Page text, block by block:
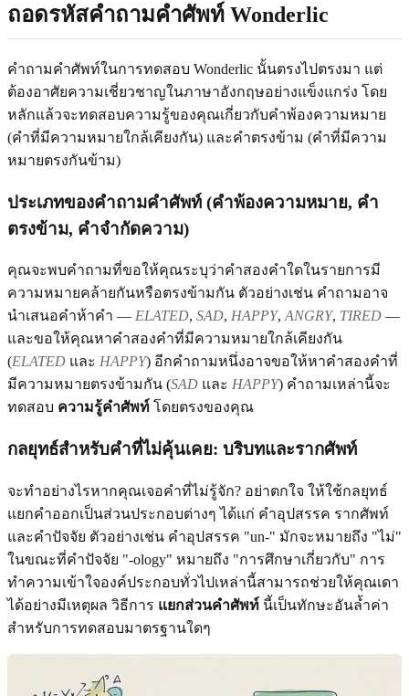
ถอดรหัสคำถามคำศัพท์ Wonderlic
คำถามคำศัพท์ในการทดสอบ Wonderlic นั้นตรงไปตรงมา แต่
ต้องอาศัยความเชี่ยวชาญในภาษาอังกฤษอย่างแข็งแกร่ง โดย
หลักแล้วจะทดสอบความรู้ของคุณเกี่ยวกับคำพ้องความหมาย
(คำที่มีความหมายใกล้เคียงกัน) และคำตรงข้าม (คำที่มีความ
หมายตรงกันข้าม)
ประเภทของคำถามคำศัพท์ (คำพ้องความหมาย, คำ
ตรงข้าม, คำจำกัดความ)
คุณจะพบคำถามที่ขอให้คุณระบุว่าคำสองคำใดในรายการมี
ความหมายคล้ายกันหรือตรงข้ามกัน ตัวอย่างเช่น คำถามอาจ
นำเสนอคำห้าคำ — ELATED, SAD, HAPPY,ANGRY, TIRED —
และขอให้คุณหาคำสองคำที่มีความหมายใกล้เคียงกัน
(ELATED และ HAPPY) อีกคำถามหนึ่งอาจขอให้หาคำสองคำที่
มีความหมายตรงข้ามกัน (SAD และ HAPPY) คำถามเหล่านี้จะ
ทดสอบ ความรู้คำศัพท์ โดยตรงของคุณ
กลยุทธ์สำหรับคำที่ไม่คุ้นเคย: บริบทและรากศัพท์
จะทำอย่างไรหากคุณเจอคำที่ไม่รู้จัก? อย่าตกใจ ให้ใช้กลยุทธ์
แยกคำออกเป็นส่วนประกอบต่างๆ ได้แก่ คำอุปสรรค รากศัพท์
และคำปัจจัย ตัวอย่างเช่น คำอุปสรรค "un-" มักจะหมายถึง "ไม่"
ในขณะที่คำปัจจัย "-ology" หมายถึง "การศึกษาเกี่ยวกับ" การ
ทำความเข้าใจองค์ประกอบทั่วไปเหล่านี้สามารถช่วยให้คุณเดา
ได้อย่างมีเหตุผล วิธีการ แยกส่วนคำศัพท์ นี้เป็นทักษะอันล้ำค่า
สำหรับการทดสอบมาตรฐานใดๆ